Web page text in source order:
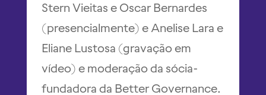
Stern Vieitas e Oscar Bernardes
(presencialmente) e Anelise Lara e
Eliane Lustosa (gravação em
vídeo) e moderação da sócia-
fundadora da Better Governance.